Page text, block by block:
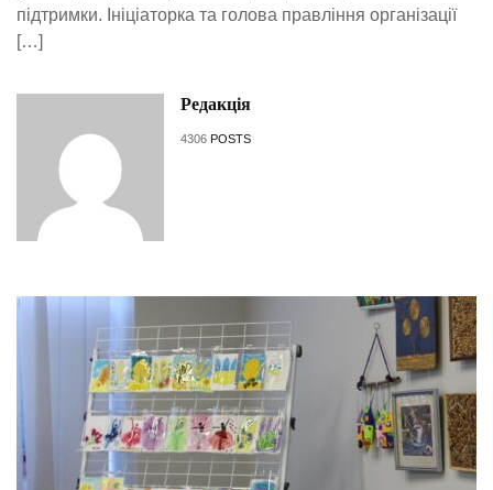
підтримки. Ініціаторка та голова правління організації
[…]
Редакція
4306 POSTS